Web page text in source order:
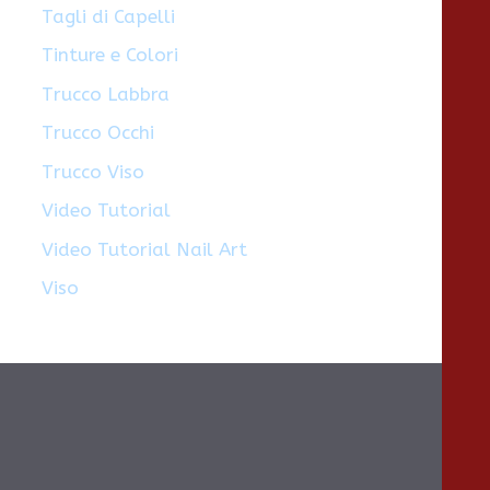
Tagli di Capelli
Tinture e Colori
Trucco Labbra
Trucco Occhi
Trucco Viso
Video Tutorial
Video Tutorial Nail Art
Viso